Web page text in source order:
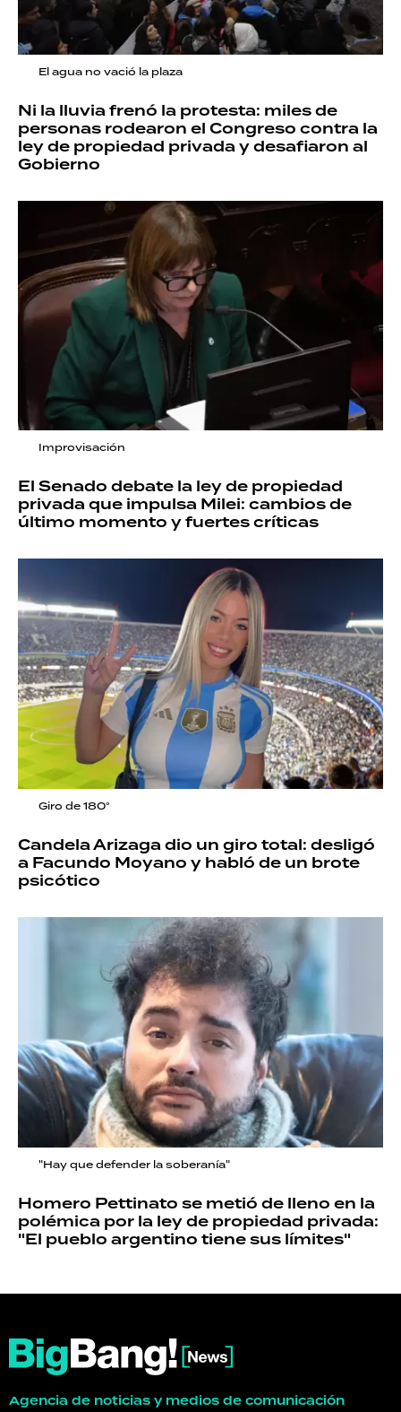
El agua no vació la plaza
Ni la lluvia frenó la protesta: miles de
personas rodearon el Congreso contra la
ley de propiedad privada y desafiaron al
Gobierno
Improvisación
El Senado debate la ley de propiedad
privada que impulsa Milei: cambios de
último momento y fuertes críticas
Giro de 180°
Candela Arizaga dio un giro total: desligó
a Facundo Moyano y habló de un brote
psicótico
"Hay que defender la soberanía"
Homero Pettinato se metió de lleno en la
polémica por la ley de propiedad privada:
"El pueblo argentino tiene sus límites"
Agencia de noticias y medios de comunicación